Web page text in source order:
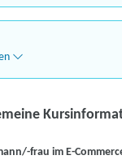
frau im E-